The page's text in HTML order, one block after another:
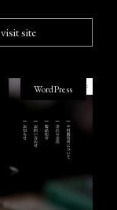
visit site
WordPress